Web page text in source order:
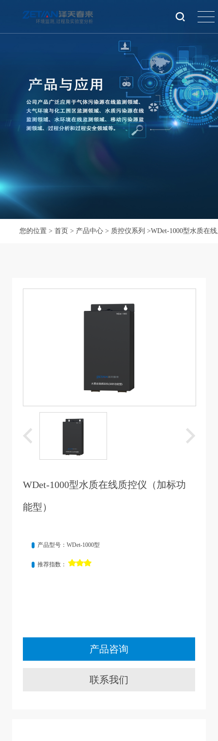
您的位置 > 首页 > 产品中心 > 质控仪系列 >WDet-1000型水质在
WDet-1000型水质在线质控仪（加标功
能型）
产品型号：WDet-1000型
推荐指数：
产品咨询
联系我们